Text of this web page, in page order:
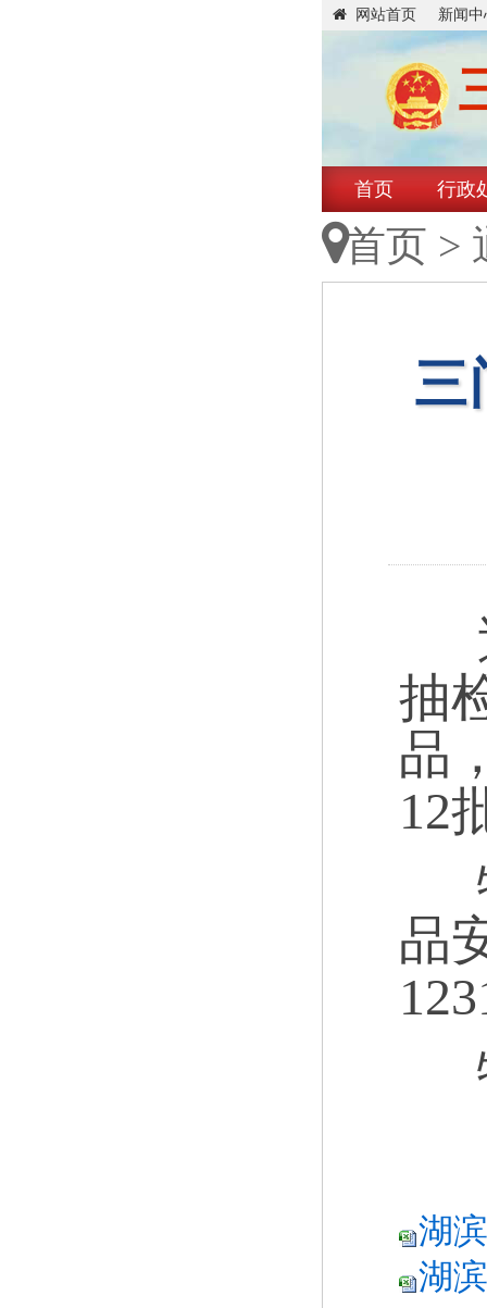
网站首页 新闻中
首页 行政
首页 >
三
抽
品
12
品
湖
湖